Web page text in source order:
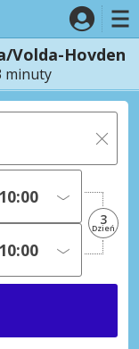
Volda-Hovden
minuty
3
Dzień